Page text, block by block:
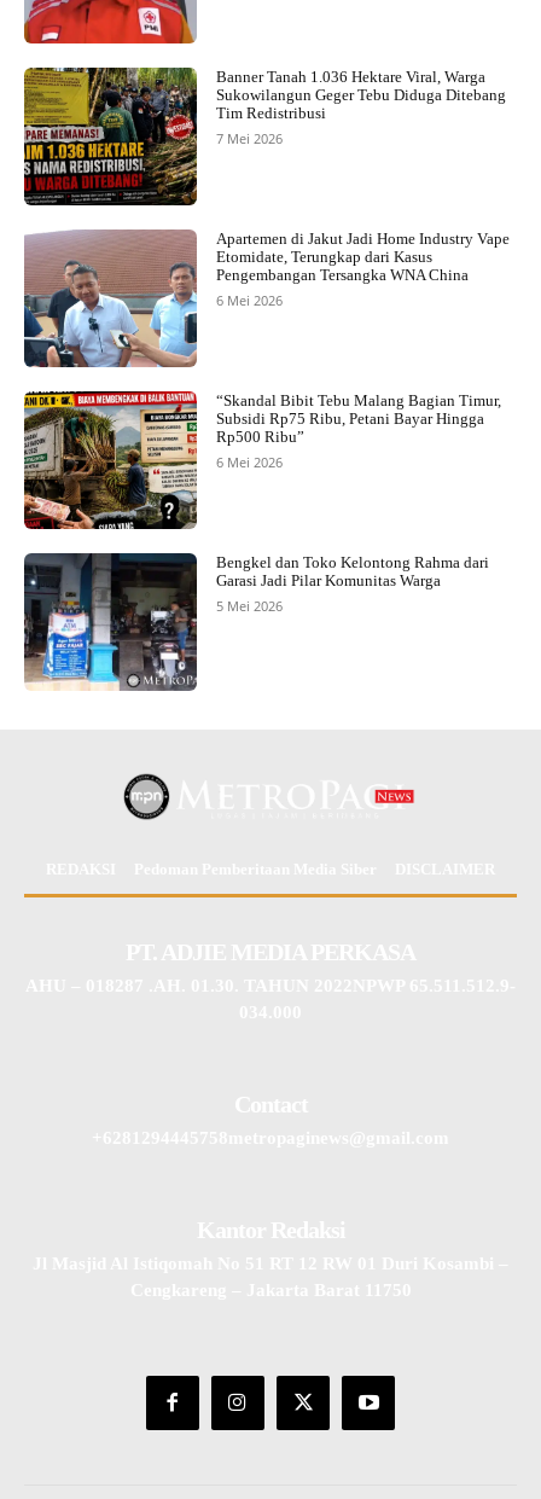
Banner Tanah 1.036 Hektare Viral, Warga
Sukowilangun Geger Tebu Diduga Ditebang
Tim Redistribusi
7 Mei 2026
Apartemen di Jakut Jadi Home Industry Vape
Etomidate, Terungkap dari Kasus
Pengembangan Tersangka WNA China
6 Mei 2026
“Skandal Bibit Tebu Malang Bagian Timur,
Subsidi Rp75 Ribu, Petani Bayar Hingga
Rp500 Ribu”
6 Mei 2026
Bengkel dan Toko Kelontong Rahma dari
Garasi Jadi Pilar Komunitas Warga
5 Mei 2026